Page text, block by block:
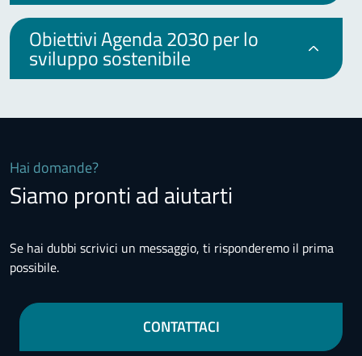
Obiettivi Agenda 2030 per lo
sviluppo sostenibile
Hai domande?
Siamo pronti ad aiutarti
Se hai dubbi scrivici un messaggio, ti risponderemo il prima
possibile.
CONTATTACI